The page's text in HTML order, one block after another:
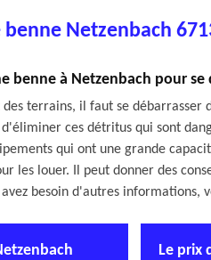
benne Netzenbach
benne à Netzenbach pour se
terrains, il faut se débarrasser
ces détritus qui sont
qui ont une grande
les louer. Il peut donner des
avez besoin d'autres informations,
Le prix